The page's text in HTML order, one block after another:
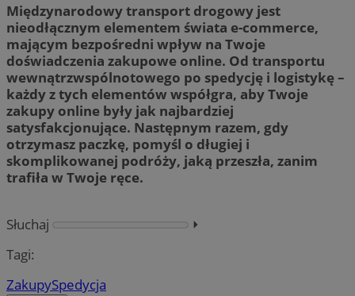
Międzynarodowy transport drogowy jest
nieodłącznym elementem świata e-commerce,
mającym bezpośredni wpływ na Twoje
doświadczenia zakupowe online. Od transportu
wewnątrzwspólnotowego po spedycję i logistykę –
każdy z tych elementów współgra, aby Twoje
zakupy online były jak najbardziej
satysfakcjonujące. Następnym razem, gdy
otrzymasz paczkę, pomyśl o długiej i
skomplikowanej podróży, jaką przeszła, zanim
trafiła w Twoje ręce.
Słuchaj
⏵︎
Tagi:
ZakupySpedycja